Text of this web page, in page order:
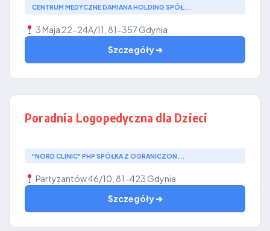
CENTRUM MEDYCZNE DAMIANA HOLDING SPÓŁ...
3 Maja 22-24A/11, 81-357 Gdynia
Szczegóły ➔
Poradnia Logopedyczna dla Dzieci
"NORD CLINIC" PHP SPÓŁKA Z OGRANICZON...
Partyzantów 46/10, 81-423 Gdynia
Szczegóły ➔